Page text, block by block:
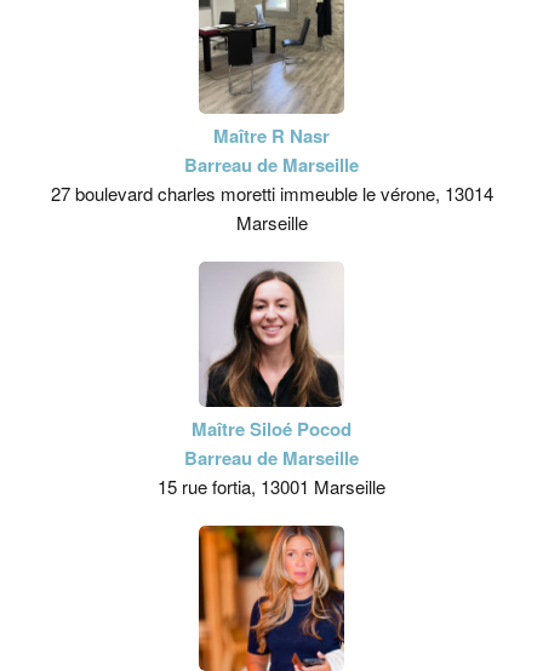
Maître R Nasr
Barreau de Marseille
27 boulevard charles moretti immeuble le vérone, 13014
Marseille
Maître Siloé Pocod
Barreau de Marseille
15 rue fortia, 13001 Marseille